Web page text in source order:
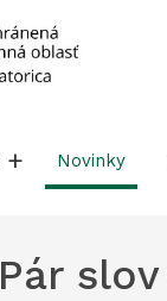
Novinky
Pár